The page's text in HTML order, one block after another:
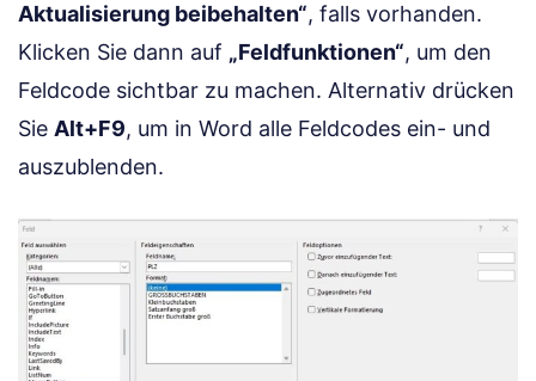
Aktualisierung beibehalten“, falls vorhanden.
Klicken Sie dann auf „Feldfunktionen“, um den
Feldcode sichtbar zu machen. Alternativ drücken
Sie Alt+F9, um in Word alle Feldcodes ein- und
auszublenden.